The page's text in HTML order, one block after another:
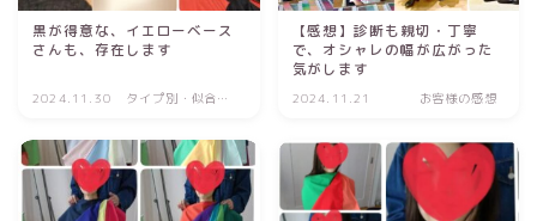
黒が得意な、イエローベース
さんも、存在します
2024.11.30
タイプ別・似合う
【感想】診断も親切・丁寧
で、オシャレの幅が広がった
気がします
2024.11.21 お客様の感想